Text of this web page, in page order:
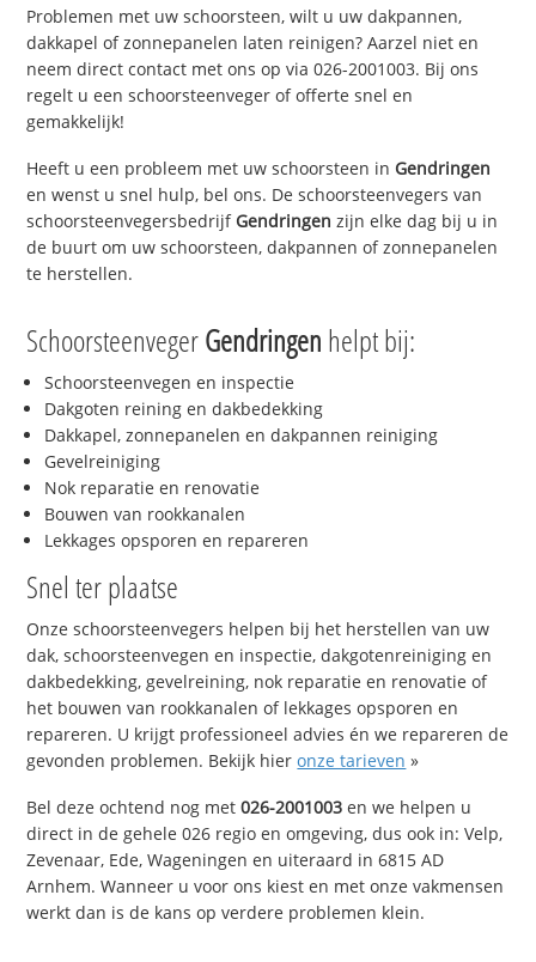
Problemen met uw schoorsteen, wilt u uw dakpannen,
dakkapel of zonnepanelen laten reinigen? Aarzel niet en
neem direct contact met ons op via 026-2001003. Bij ons
regelt u een schoorsteenveger of offerte snel en
gemakkelijk!
Heeft u een probleem met uw schoorsteen in Gendringen
en wenst u snel hulp, bel ons. De schoorsteenvegers van
schoorsteenvegersbedrijf Gendringen zijn elke dag bij u in
de buurt om uw schoorsteen, dakpannen of zonnepanelen
te herstellen.
SchoorsteenvegerGendringen helpt bij:
Schoorsteenvegen en inspectie
Dakgoten reining en dakbedekking
Dakkapel, zonnepanelen en dakpannen reiniging
Gevelreiniging
Nok reparatie en renovatie
Bouwen van rookkanalen
Lekkages opsporen en repareren
Snel ter plaatse
Onze schoorsteenvegers helpen bij het herstellen van uw
dak, schoorsteenvegen en inspectie, dakgotenreiniging en
dakbedekking, gevelreining, nok reparatie en renovatie of
het bouwen van rookkanalen of lekkages opsporen en
repareren. U krijgt professioneel advies én we repareren de
gevonden problemen. Bekijk hieronze tarieven »
Bel deze ochtend nog met026-2001003 en we helpen u
direct in de gehele 026 regio en omgeving, dus ook in: Velp,
Zevenaar, Ede, Wageningen en uiteraard in 6815 AD
Arnhem. Wanneer u voor ons kiest en met onze vakmensen
werkt dan is de kans op verdere problemen klein.